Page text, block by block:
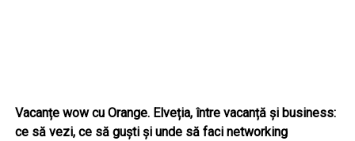
Vacanțe wow cu Orange. Elveția, între vacanță și business:
ce să vezi, ce să guști și unde să faci networking